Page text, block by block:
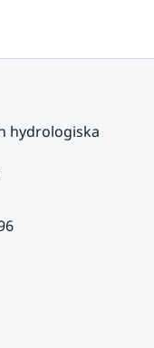
hydrologiska